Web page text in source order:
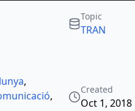
Topic
TRAN
,
,
Created
Oct 1, 2018